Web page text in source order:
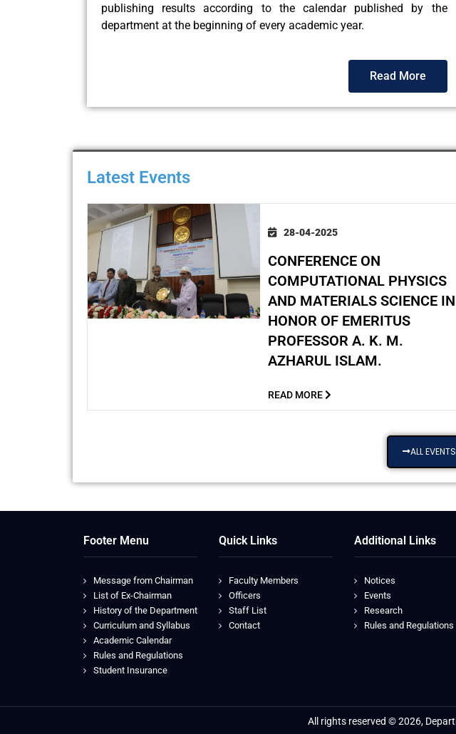
publishing results according to the calendar published by the
department at the beginning of every academic year.
Read More
Latest Events
28-04-2025
CONFERENCE ON
COMPUTATIONAL PHYSICS
AND MATERIALS SCIENCE IN
HONOR OF EMERITUS
PROFESSOR A. K. M.
AZHARUL ISLAM.
READ MORE
ALL EVENTS
Footer Menu
Message from Chairman
List of Ex-Chairman
History of the Department
Curriculum and Syllabus
Academic Calendar
Rules and Regulations
Student Insurance
Quick Links
Faculty Members
Officers
Staff List
Contact
Additional Links
Notices
Events
Research
Rules and Regulations
All rights reserved © 2026,